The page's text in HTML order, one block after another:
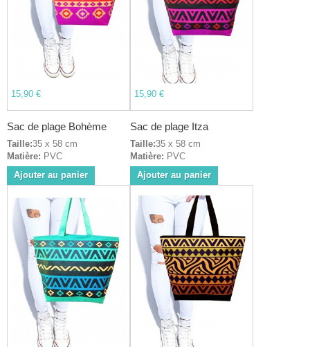
15,90 €
Sac de plage Bohème
Taille:35 x 58 cm
Matière: PVC
Ajouter au panier
15,90 €
Sac de plage Itza
Taille:35 x 58 cm
Matière: PVC
Ajouter au panier